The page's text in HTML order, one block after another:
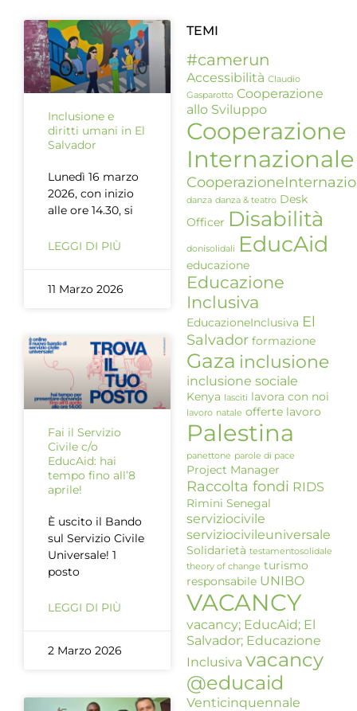
Inclusione e
diritti umani in El
Salvador
Lunedì 16 marzo
2026, con inizio
alle ore 14.30, si
LEGGI DI PIÙ
11 Marzo 2026
Fai il Servizio
Civile c/o
EducAid: hai
tempo fino all’8
aprile!
È uscito il Bando
sul Servizio Civile
Universale! 1
posto
LEGGI DI PIÙ
2 Marzo 2026
TEMI
#camerun
Accessibilità Claudio
Gasparotto Cooperazione
allo Sviluppo
Cooperazione
Internazionale
danza danza & teatro Desk
Officer Disabilità
donisolidali EducAid
educazione
Educazione
Inclusiva
EducazioneInclusiva El
Salvador formazione
Gaza inclusione
inclusione sociale
Kenya lasciti lavora con noi
lavoro natale offerte lavoro
Palestina
panettone parole di pace
Project Manager
Raccolta fondi RIDS
Rimini Senegal
serviziocivile
serviziocivileuniversale
Solidarietà testamentosolidale
theory of change turismo
responsabile UNIBO
VACANCY
vacancy; EducAid; El
Salvador; Educazione
Inclusiva vacancy
@educaid
Venticinquennale